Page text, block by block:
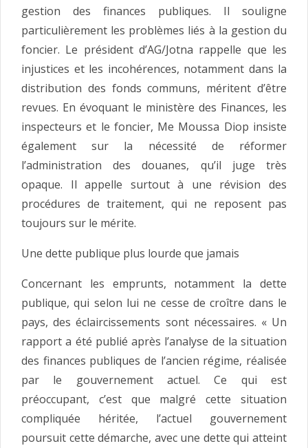
gestion des finances publiques. Il souligne
particulièrement les problèmes liés à la gestion du
foncier. Le président d’AG/Jotna rappelle que les
injustices et les incohérences, notamment dans la
distribution des fonds communs, méritent d’être
revues. En évoquant le ministère des Finances, les
inspecteurs et le foncier, Me Moussa Diop insiste
également sur la nécessité de réformer
l’administration des douanes, qu’il juge très
opaque. Il appelle surtout à une révision des
procédures de traitement, qui ne reposent pas
toujours sur le mérite.
Une dette publique plus lourde que jamais
Concernant les emprunts, notamment la dette
publique, qui selon lui ne cesse de croître dans le
pays, des éclaircissements sont nécessaires. « Un
rapport a été publié après l’analyse de la situation
des finances publiques de l’ancien régime, réalisée
par le gouvernement actuel. Ce qui est
préoccupant, c’est que malgré cette situation
compliquée héritée, l’actuel gouvernement
poursuit cette démarche, avec une dette qui atteint